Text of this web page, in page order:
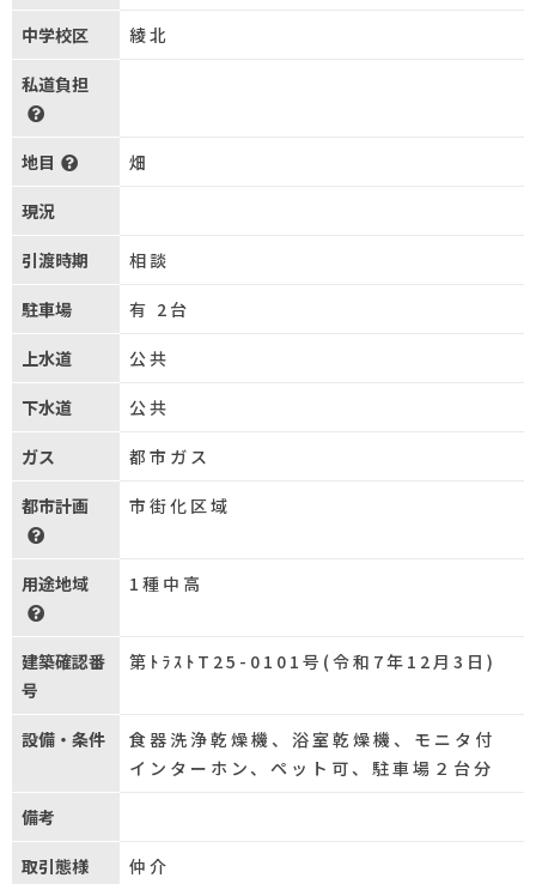
中学校区 綾北
私道負担
地目 畑
現況
引渡時期 相談
駐車場 有 2台
上水道 公共
下水道 公共
ガス 都市ガス
都市計画 市街化区域
用途地域 1種中高
建築確認番
号
第ﾄﾗｽﾄT25-0101号(令和7年12月3日)
設備・条件
食器洗浄乾燥機、浴室乾燥機、モニタ付
インターホン、ペット可、駐車場２台分
備考
取引態様 仲介